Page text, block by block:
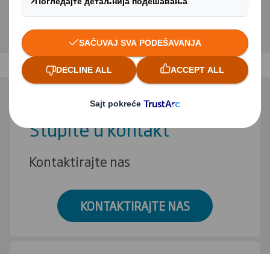
VIŠE O NOVOSTIMA
Stupite u kontakt
Kontaktirajte nas
KONTAKTIRAJTE NAS